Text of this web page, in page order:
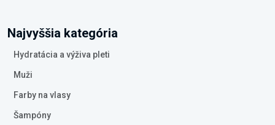
Najvyššia kategória
Hydratácia a výživa pleti
Muži
Farby na vlasy
Šampóny